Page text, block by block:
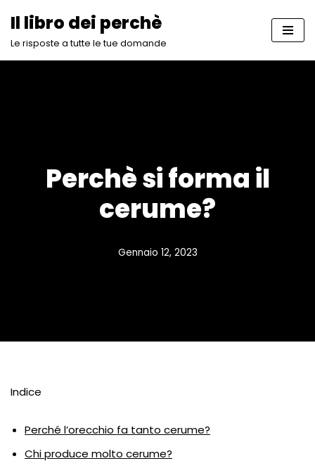
Vai
Il libro dei perchè
Le risposte a tutte le tue domande
Perchè si forma il
cerume?
Gennaio 12, 2023
Indice
Perché l’orecchio fa tanto cerume?
Chi produce molto cerume?